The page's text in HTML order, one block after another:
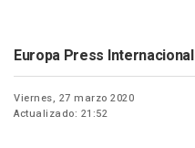
Europa Press Internacional
Viernes, 27 marzo 2020
Actualizado: 21:52